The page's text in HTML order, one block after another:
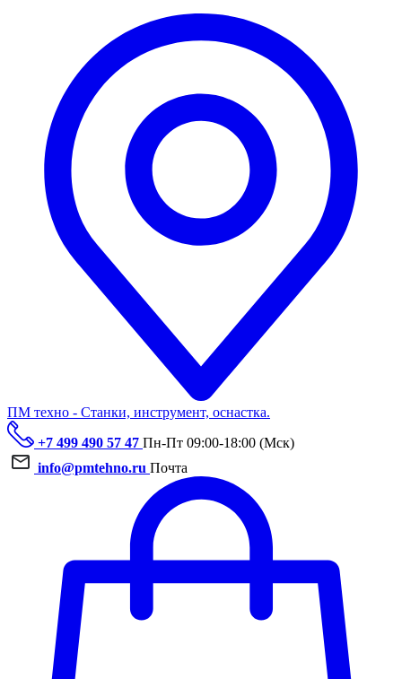
ПМ техно - Станки, инструмент, оснастка.
+7 499 490 57 47 Пн-Пт 09:00-18:00 (Мск)
info@pmtehno.ru Почта